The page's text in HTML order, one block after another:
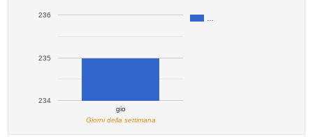
gio
234
235
236
Giorni della settimana